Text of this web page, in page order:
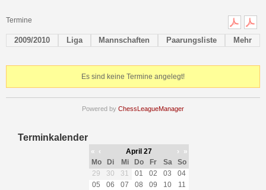
Termine
2009/2010 Liga Mannschaften Paarungsliste Mehr
Es sind keine Termine angelegt!
Powered by ChessLeagueManager
Terminkalender
« ‹ April 27 ›
»
Mo
Di Mi Do Fr Sa
So
29
30 31 01 02 03
04
05
06 07 08 09 10
11